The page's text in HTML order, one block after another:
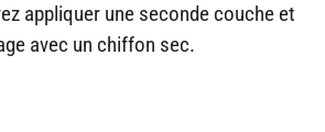
appliquer une seconde couche et
avec un chiffon sec.